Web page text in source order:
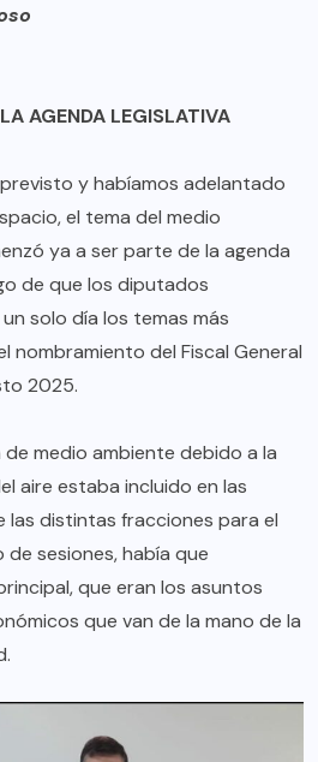
AGENDA LEGISLATIVA
y habíamos adelantado
el tema del medio
ya a ser parte de la agenda
de que los diputados
solo día los temas más
nombramiento del Fiscal General
2025.
de medio ambiente debido a la
aire estaba incluido en las
las distintas fracciones para el
sesiones, había que
que eran los asuntos
que van de la mano de la